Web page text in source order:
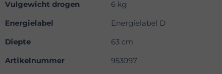
Vulgewicht drogen
6 kg
Energielabel
Energielabel D
Diepte
63 cm
Artikelnummer
953097